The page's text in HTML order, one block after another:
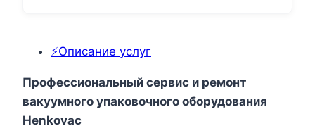
⚡Описание услуг
Профессиональный сервис и ремонт
вакуумного упаковочного оборудования
Henkovac